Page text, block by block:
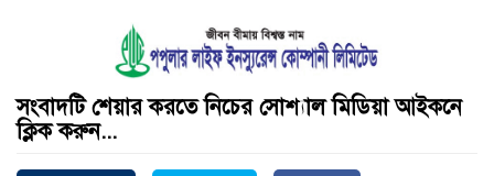
সংবাদটি শেয়ার করতে নিচের সোশ্যাল মিডিয়া আইকনে
ক্লিক করুন...